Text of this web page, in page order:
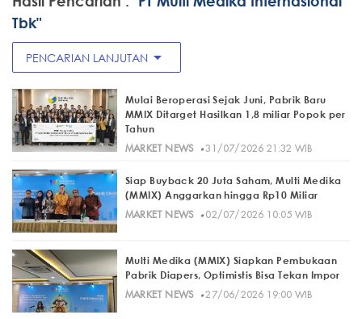
Tbk"
PENCARIAN LANJUTAN arrow_drop_down
Mulai Beroperasi Sejak Juni, Pabrik Baru
MMIX Ditarget Hasilkan 1,8 miliar Popok per
Tahun
MARKET NEWS· 31/07/2026 21:32 WIB
Siap Buyback 20 Juta Saham, Multi Medika
(MMIX) Anggarkan hingga Rp10 Miliar
MARKET NEWS· 02/07/2026 10:05 WIB
Multi Medika (MMIX) Siapkan Pembukaan
Pabrik Diapers, Optimistis Bisa Tekan Impor
MARKET NEWS· 27/06/2026 19:00 WIB